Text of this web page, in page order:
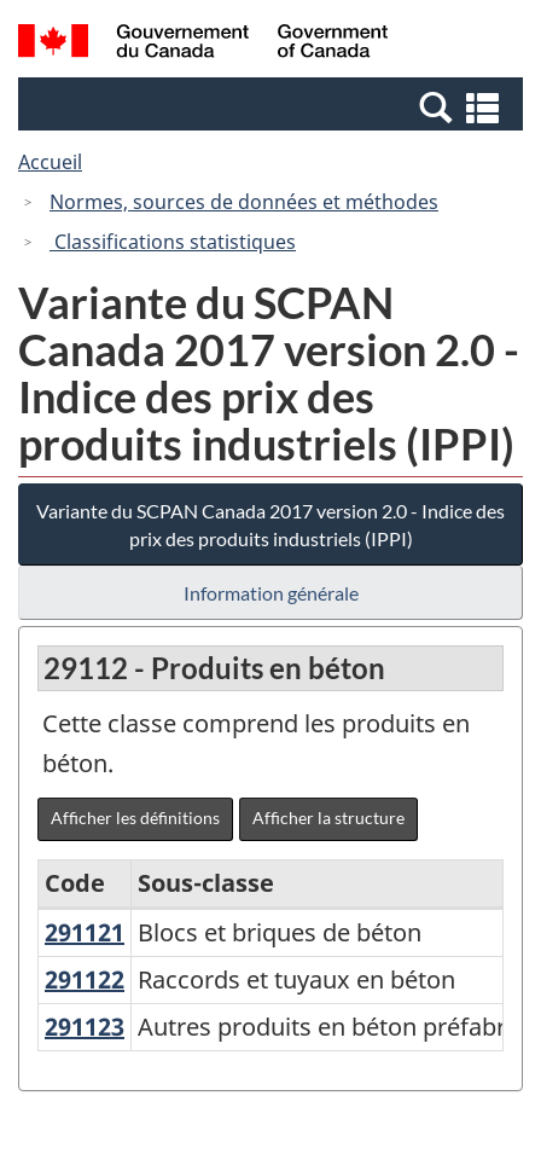
Passer
au
Passer
au
Passer
à
Canada
Recherche
et
et
Accueil
Normes, sources de données et méthodes
Classifications statistiques
Variante du SCPAN
Canada 2017 version 2.0 -
Indice des prix des
produits industriels (IPPI)
Variante du SCPAN Canada 2017 version 2.0 - Indice des
prix des produits industriels (IPPI)
Information générale
29112 - Produits en béton
Cette classe comprend les produits en
béton.
Afficher les définitions Afficher la structure
Variante
du
SCPAN
Canada
2017
Code
Sous-classe
291121 Blocs et briques de béton
Blocs et briques de béton
291122 Raccords et tuyaux en béton
Raccords et tuyaux en béton
291123 Autres produits en béton
Autres produits en béton